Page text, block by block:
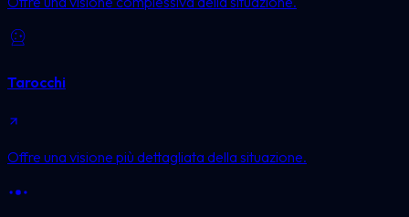
Tarocchi
Offre una visione più dettagliata della situazione.